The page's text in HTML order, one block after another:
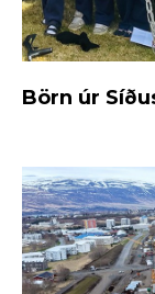
Börn úr